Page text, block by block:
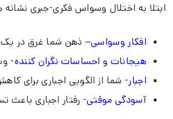
ابتلا به اختلال وسواس فکری-جبری
افکار وسواسی– ذهن شما غرق در یک
هیجانات و احساسات نگران کننده-
اجبار- شما از الگویی اجباری برای
آسودگی موقتی- رفتار اجباری